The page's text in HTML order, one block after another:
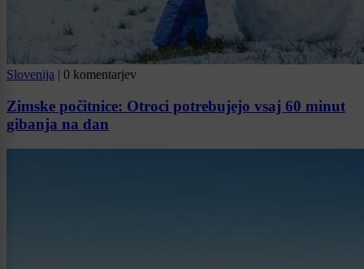
Slovenija | 0 komentarjev
Zimske počitnice: Otroci potrebujejo vsaj 60 minut
gibanja na dan